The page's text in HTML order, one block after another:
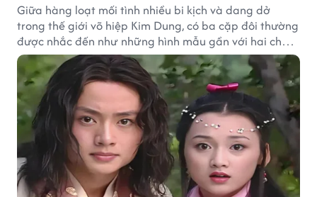
Giữa hàng loạt mối tình nhiều bi kịch và dang dở
trong thế giới võ hiệp Kim Dung, có ba cặp đôi thường
được nhắc đến như những hình mẫu gần với hai chữ
"viên mãn" nhất.